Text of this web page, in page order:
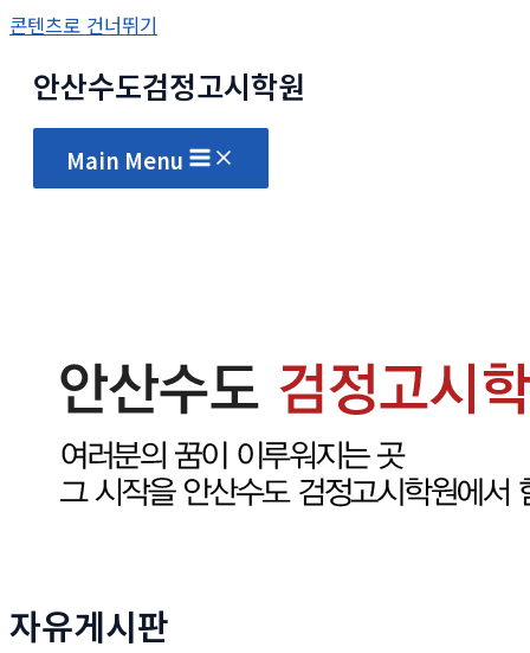
콘텐츠로 건너뛰기
안산수도검정고시학원
Main Menu
자유게시판